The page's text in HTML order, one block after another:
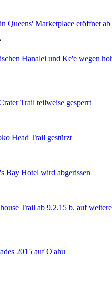
Queens' Marketplace eröffnet ab
Hanalei und Ke'e wegen
Trail teilweise gesperrt
Head Trail gestürzt
Bay Hotel wird abgerissen
Trail ab 9.2.15 b. auf
2015 auf O'ahu